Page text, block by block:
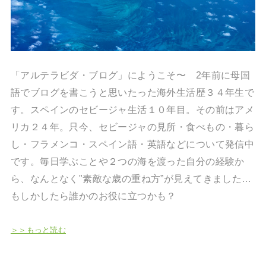
「アルテラビダ・ブログ」にようこそ〜 2年前に母国
語でブログを書こうと思いたった海外生活歴３４年生で
す。スペインのセビージャ生活１０年目。その前はアメ
リカ２４年。只今、セビージャの見所・食べもの・暮ら
し・フラメンコ・スペイン語・英語などについて発信中
です。毎日学ぶことや２つの海を渡った自分の経験か
ら、なんとなく"素敵な歳の重ね方”が見えてきました…
もしかしたら誰かのお役に立つかも？
＞＞もっと読む